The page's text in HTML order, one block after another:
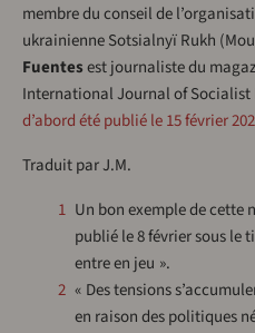
membre du conseil de
ukrainienne Sotsialnyï Rukh
Fuentesest journaliste du
International Journal of Socialist
d’abord été publié le 15 février
Traduit par J.M.
1 Un bon exemple de cette
publié le 8 février sous le
entre en jeu ».
2 « Des tensions
en raison des politiques